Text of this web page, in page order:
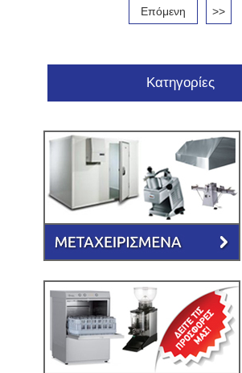
Επόμενη
>>
Κατηγορίες